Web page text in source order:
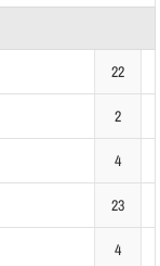
22
2
4
23
4